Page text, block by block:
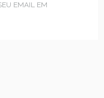
EMAIL EM